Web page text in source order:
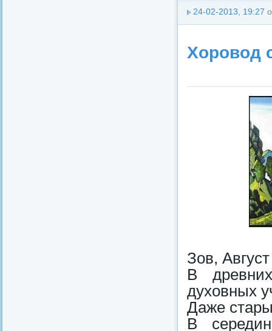
24-02-2013, 19:27
Хоровод
Зов,
В
духовных
Даже
В